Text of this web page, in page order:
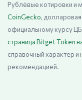
Рублёвые котировки и
CoinGecko,
официальному курсу
страница Bitget Token
справочный характер и
рекомендацией.